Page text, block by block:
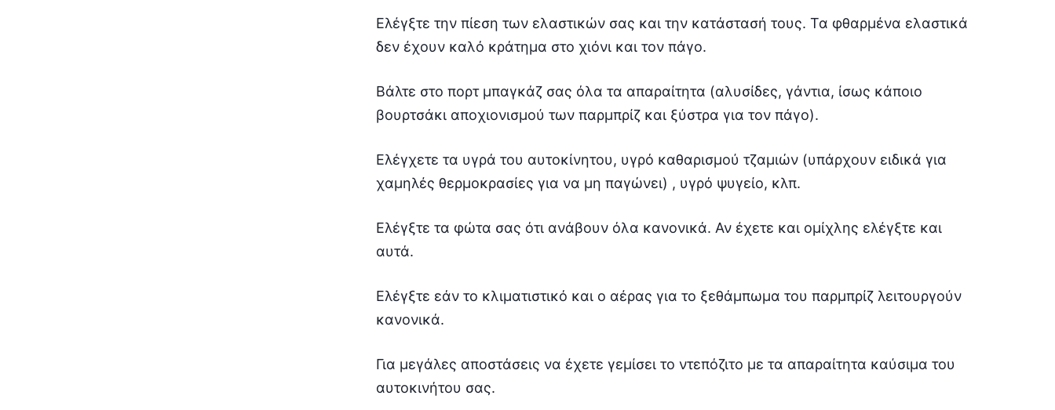
Ελέγξτε την πίεση των ελαστικών σας και την κατάστασή τους. Τα φθαρμένα ελαστικά
δεν έχουν καλό κράτημα στο χιόνι και τον πάγο.
Bάλτε στο πορτ μπαγκάζ σας όλα τα απαραίτητα (αλυσίδες, γάντια, ίσως κάποιο
βουρτσάκι αποχιονισμού των παρμπρίζ και ξύστρα για τον πάγο).
Ελέγχετε τα υγρά του αυτοκίνητου, υγρό καθαρισμού τζαμιών (υπάρχουν ειδικά για
χαμηλές θερμοκρασίες για να μη παγώνει) , υγρό ψυγείο, κλπ.
Ελέγξτε τα φώτα σας ότι ανάβουν όλα κανονικά. Αν έχετε και ομίχλης ελέγξτε και
αυτά.
Ελέγξτε εάν το κλιματιστικό και ο αέρας για το ξεθάμπωμα του παρμπρίζ λειτουργούν
κανονικά.
Για μεγάλες αποστάσεις να έχετε γεμίσει το ντεπόζιτο με τα απαραίτητα καύσιμα του
αυτοκινήτου σας.